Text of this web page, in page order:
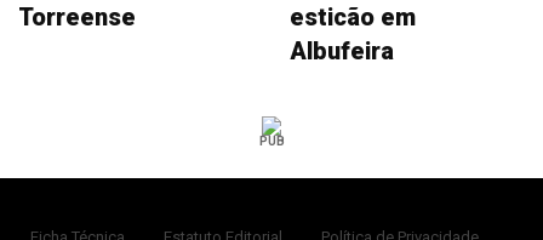
Torreense
esticão em
Albufeira
PUB